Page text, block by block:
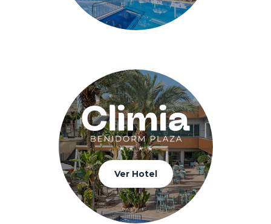
Ver Hotel